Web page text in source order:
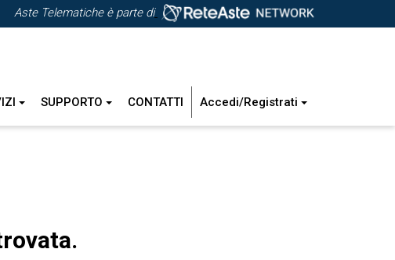
Aste Telematiche è parte di
SUPPORTO CONTATTI Accedi/Registrati